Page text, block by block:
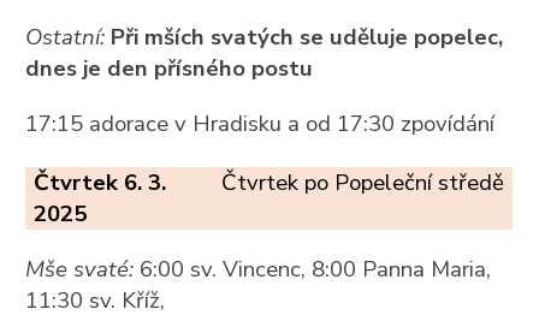
Ostatní: Při mších svatých se uděluje popelec,
dnes je den přísného postu
17:15 adorace v Hradisku a od 17:30 zpovídání
Čtvrtek 6. 3.
2025
Čtvrtek po Popeleční středě
Mše svaté: 6:00 sv. Vincenc, 8:00 Panna Maria,
11:30 sv. Kříž,